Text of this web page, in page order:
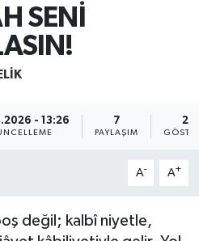
SENİ
- 13:26 7
PAYLAŞIM
25
A- A+
değil; kalbî niyetle,